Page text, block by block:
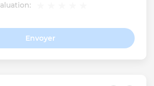
Envoyer